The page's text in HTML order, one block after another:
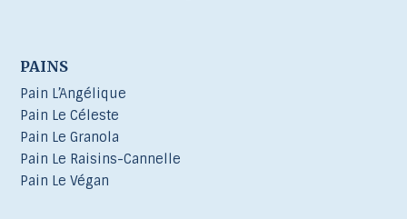
PAINS
Pain L’Angélique
Pain Le Céleste
Pain Le Granola
Pain Le Raisins-Cannelle
Pain Le Végan